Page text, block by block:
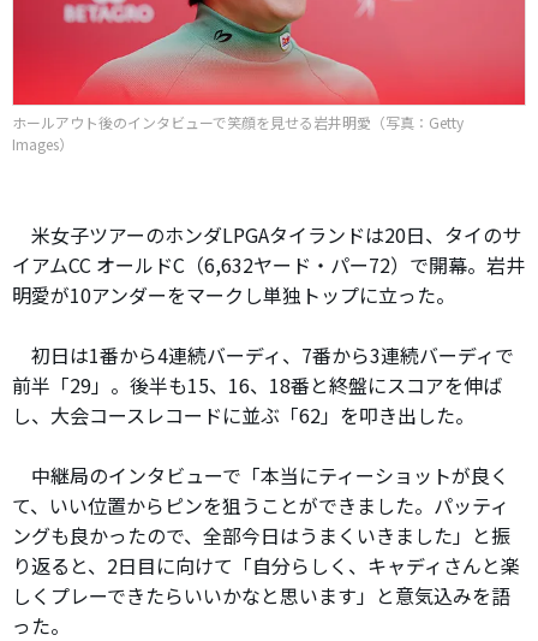
ホールアウト後のインタビューで笑顔を見せる岩井明愛（写真：Getty
Images）
米女子ツアーのホンダLPGAタイランドは20日、タイのサ
イアムCC オールドC（6,632ヤード・パー72）で開幕。岩井
明愛が10アンダーをマークし単独トップに立った。
初日は1番から4連続バーディ、7番から3連続バーディで
前半「29」。後半も15、16、18番と終盤にスコアを伸ば
し、大会コースレコードに並ぶ「62」を叩き出した。
中継局のインタビューで「本当にティーショットが良く
て、いい位置からピンを狙うことができました。パッティ
ングも良かったので、全部今日はうまくいきました」と振
り返ると、2日目に向けて「自分らしく、キャディさんと楽
しくプレーできたらいいかなと思います」と意気込みを語
った。